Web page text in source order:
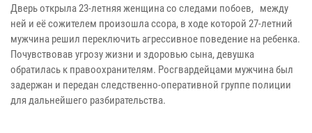
Дверь открыла 23-летняя женщина со следами побоев, между
ней и её сожителем произошла ссора, в ходе которой 27-летний
мужчина решил переключить агрессивное поведение на ребенка.
Почувствовав угрозу жизни и здоровью сына, девушка
обратилась к правоохранителям. Росгвардейцами мужчина был
задержан и передан следственно-оперативной группе полиции
для дальнейшего разбирательства.